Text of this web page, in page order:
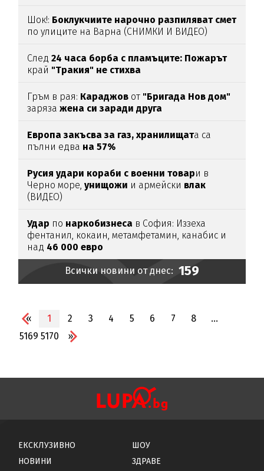
Шок!: Боклукчиите нарочно разпиляват смет
по улиците на Варна (СНИМКИ И ВИДЕО)
След 24 часа борба с пламъците: Пожарът
край "Тракия" не стихва
Гръм в рая: Караджов от "Бригада Нов дом"
зарязажена си заради друга
Европа закъсва за газ, хранилищата са
пълни едва на 57%
Русия удари кораби с военни товари в
Черно море,унищожи и армейски влак
(ВИДЕО)
Удар по наркобизнеса в София: Иззеха
фентанил, кокаин, метамфетамин, канабис и
над 46 000 евро
Всички новини от днес: 159
« 1 2 3 4 5 6 7 8
...
5169 5170 »
ЕКСКЛУЗИВНО
НОВИНИ
ШОУ
ЗДРАВЕ